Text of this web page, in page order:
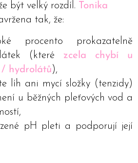
být velký rozdíl.
Tonika
tak, že:
procento prokazatelně
(které zcela chybí u
/ hydrolátů),
líh ani mycí složky (tenzidy)
u běžných pleťových vod a
pH pleti a podporují její